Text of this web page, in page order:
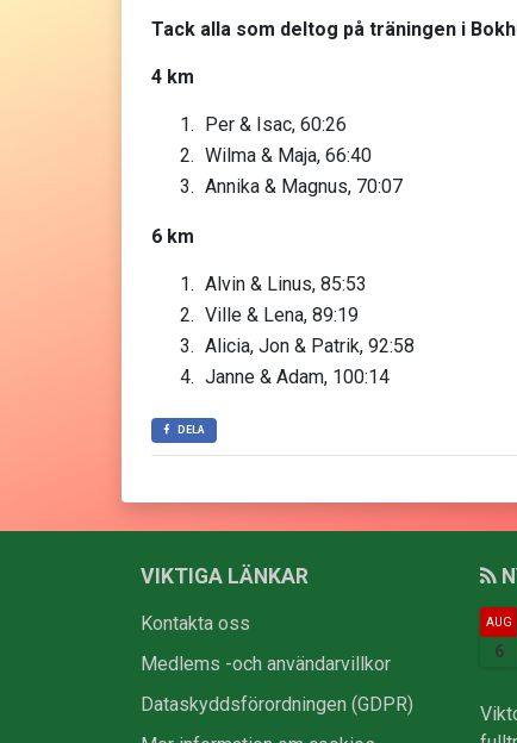
Tack alla som deltog på träningen i
4 km
Per & Isac, 60:26
Wilma & Maja, 66:40
Annika & Magnus, 70:07
6 km
Alvin & Linus, 85:53
Ville & Lena, 89:19
Alicia, Jon & Patrik, 92:58
Janne & Adam, 100:14
DELA
VIKTIGA LÄNKAR
Kontakta oss
Medlems -och användarvillkor
Dataskyddsförordningen (GDPR)
AUG
6